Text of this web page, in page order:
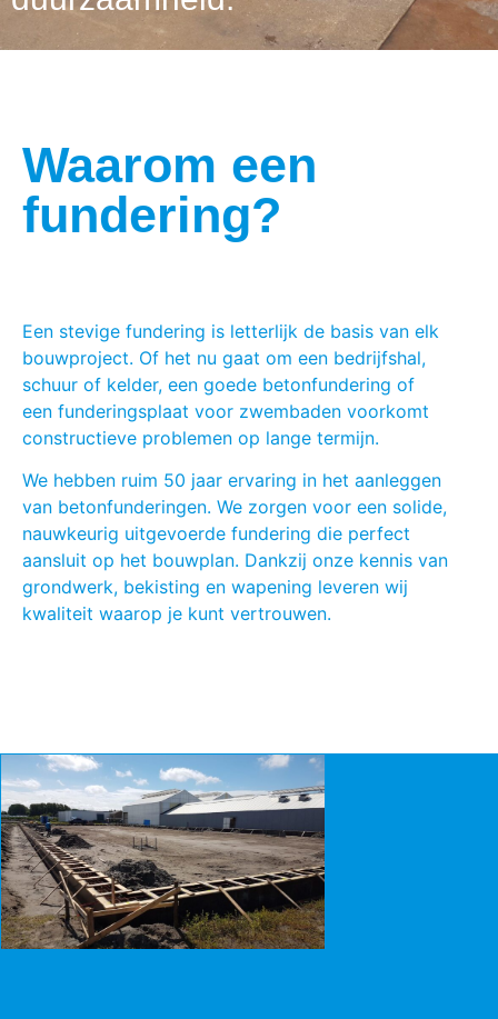
Waarom een
fundering?
Een stevige fundering is letterlijk de basis van elk
bouwproject. Of het nu gaat om een bedrijfshal,
schuur of kelder, een goede betonfundering of
een funderingsplaat voor zwembaden voorkomt
constructieve problemen op lange termijn.
We hebben ruim 50 jaar ervaring in het aanleggen
van betonfunderingen. We zorgen voor een solide,
nauwkeurig uitgevoerde fundering die perfect
aansluit op het bouwplan. Dankzij onze kennis van
grondwerk, bekisting en wapening leveren wij
kwaliteit waarop je kunt vertrouwen.